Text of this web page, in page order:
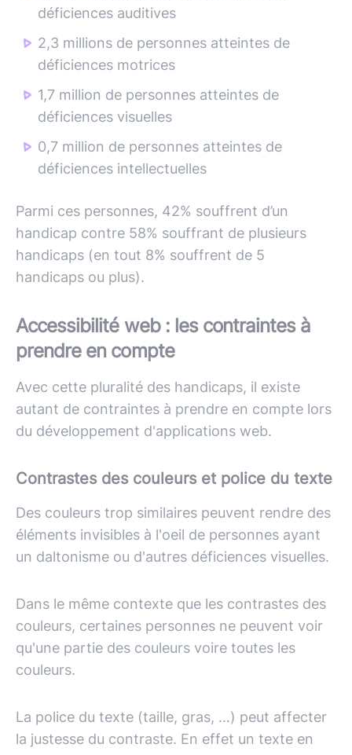
déficiences auditives
2,3 millions de personnes atteintes de
déficiences motrices
1,7 million de personnes atteintes de
déficiences visuelles
0,7 million de personnes atteintes de
déficiences intellectuelles
Parmi ces personnes, 42% souffrent d’un
handicap contre 58% souffrant de plusieurs
handicaps (en tout 8% souffrent de 5
handicaps ou plus).
Accessibilité web : les contraintes à
prendre en compte
Avec cette pluralité des handicaps, il existe
autant de contraintes à prendre en compte lors
du développement d'applications web.
Contrastes des couleurs et police du texte
Des couleurs trop similaires peuvent rendre des
éléments invisibles à l'oeil de personnes ayant
un daltonisme ou d'autres déficiences visuelles.
Dans le même contexte que les contrastes des
couleurs, certaines personnes ne peuvent voir
qu'une partie des couleurs voire toutes les
couleurs.
La police du texte (taille, gras, …) peut affecter
la justesse du contraste. En effet un texte en